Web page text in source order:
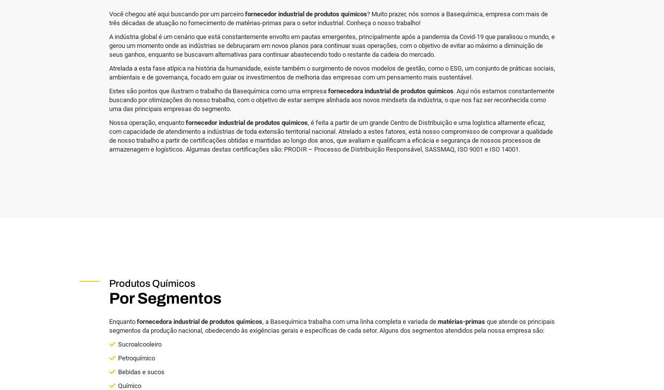
Você chegou até aqui buscando por um parceiro fornecedor industrial de produtos químicos? Muito prazer, nós somos a Basequímica, empresa com mais de
três décadas de atuação no fornecimento de matérias-primas para o setor industrial. Conheça o nosso trabalho!
A indústria global é um cenário que está constantemente envolto em pautas emergentes, principalmente após a pandemia da Covid-19 que paralisou o mundo, e
gerou um momento onde as indústrias se debruçaram em novos planos para continuar suas operações, com o objetivo de evitar ao máximo a diminuição de
seus ganhos, enquanto se buscavam alternativas para continuar abastecendo todo o restante da cadeia do mercado.
Atrelada a esta fase atípica na história da humanidade, existe também o surgimento de novos modelos de gestão, como o ESG, um conjunto de práticas sociais,
ambientais e de governança, focado em guiar os investimentos de melhoria das empresas com um pensamento mais sustentável.
Estes são pontos que ilustram o trabalho da Basequímica como uma empresa fornecedora industrial de produtos químicos. Aqui nós estamos constantemente
buscando por otimizações do nosso trabalho, com o objetivo de estar sempre alinhada aos novos mindsets da indústria, o que nos faz ser reconhecida como
uma das principais empresas do segmento.
Nossa operação, enquantofornecedor industrial de produtos químicos, é feita a partir de um grande Centro de Distribuição e uma logística altamente eficaz,
com capacidade de atendimento a indústrias de toda extensão territorial nacional. Atrelado a estes fatores, está nosso compromisso de comprovar a qualidade
de nosso trabalho a partir de certificações obtidas e mantidas ao longo dos anos, que avaliam e qualificam a eficácia e segurança de nossos processos de
armazenagem e logísticos. Algumas destas certificações são: PRODIR – Processo de Distribuição Responsável, SASSMAQ, ISO 9001 e ISO 14001.
Produtos Químicos
Por Segmentos
Enquantofornecedora industrial de produtos químicos, a Basequímica trabalha com uma linha completa e variada de matérias-primas que atende os principais
segmentos da produção nacional, obedecendo às exigências gerais e específicas de cada setor. Alguns dos segmentos atendidos pela nossa empresa são:
Sucroalcooleiro
Petroquímico
Bebidas e sucos
Químico